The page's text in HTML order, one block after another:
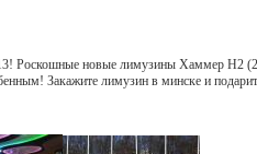
Роскошные новые лимузины Хаммер Н2
Закажите лимузин в минске и